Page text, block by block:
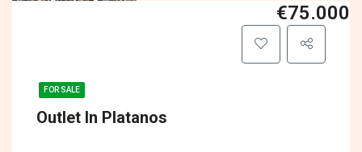
FOR SALE
Outlet In Platanos
€75.000